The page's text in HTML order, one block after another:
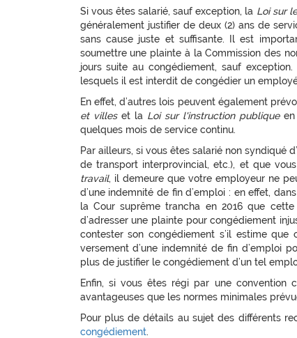
Si vous êtes salarié, sauf exception, la Loi sur
généralement justifier de deux (2) ans de
sans cause juste et suffisante. Il est
soumettre une plainte à la Commission des
jours suite au congédiement, sauf
lesquels il est interdit de congédier un
En effet, d’autres lois peuvent également
et villeset la Loi sur l'instruction publiqueen
quelques mois de service continu.
Par ailleurs, si vous êtes salarié non syndiqué
de transport interprovincial, etc.), et que
travail, il demeure que votre employeur ne
d’une indemnité de fin d’emploi : en effet,
la Cour suprême trancha en 2016 que
d’adresser une plainte pour congédiement
contester son congédiement s’il estime que
versement d’une indemnité de fin d’emploi
plus de justifier le congédiement d’un tel
Enfin, si vous êtes régi par une
avantageuses que les normes minimales
Pour plus de détails au sujet des différents
congédiement.